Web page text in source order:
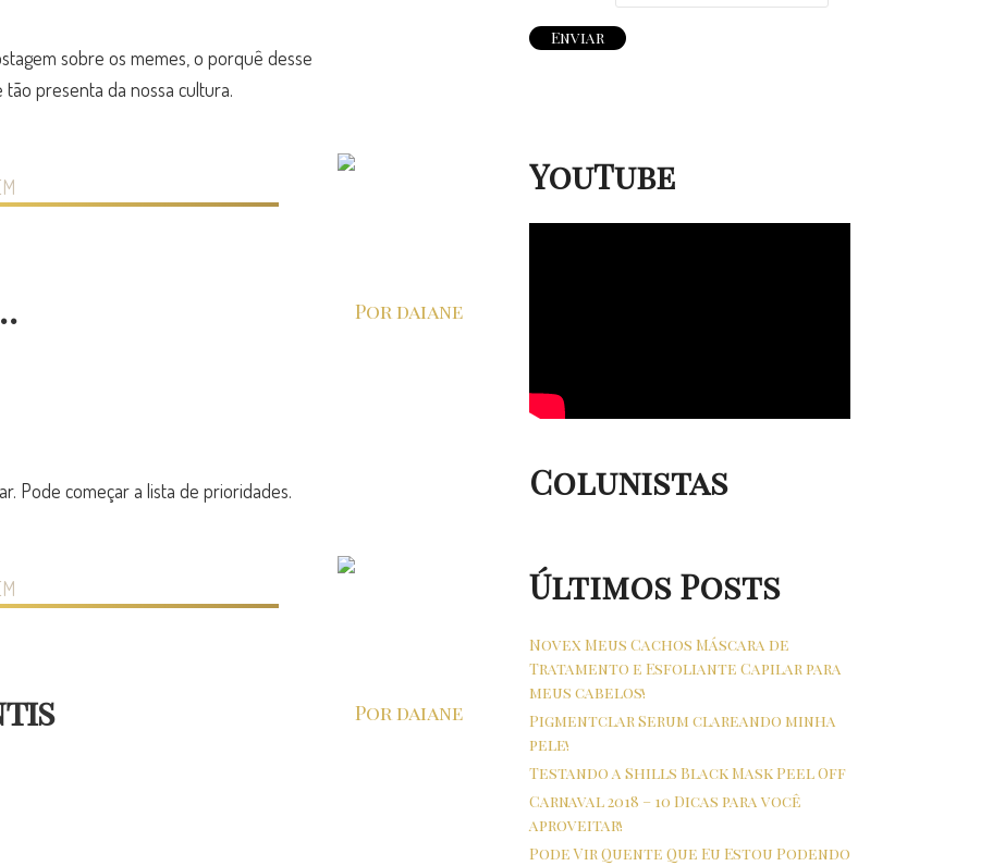
sobre os memes, o porquê desse
presenta da nossa cultura.
Por daiane
Pode começar a lista de prioridades.
Por daiane
YouTube
Colunistas
Últimos Posts
Novex Meus Cachos Máscara de
Tratamento e Esfoliante Capilar para
meus cabelos!
Pigmentclar Serum clareando minha
pele!
Testando a Shills Black Mask Peel Off
Carnaval 2018 – 10 Dicas para você
aproveitar!
Pode Vir Quente Que Eu Estou Podendo